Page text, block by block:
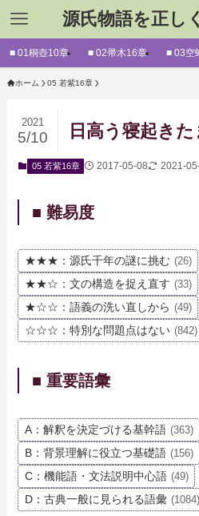
源氏物語を正し
■ 01桐壺10章 ■ 02帚木16章 ■ 03空
ホーム 05 若紫16章
日高う寝起き
2021
5/10
05 若紫16章 2017-05-08 2021-
■ 難易度
★★★：源氏千年の謎に挑む (26)
★★☆：文の構造を捉え直す (33)
★☆☆：語義の洗い直しから (49)
☆☆☆：特別な問題点はない (842)
■ 重要語彙
A：解釈を決定づける基幹語 (363)
B：背景理解に役立つ基礎語 (156)
C：機能語・文法説明中心語 (49)
D：古典一般に見られる語彙 (1084)